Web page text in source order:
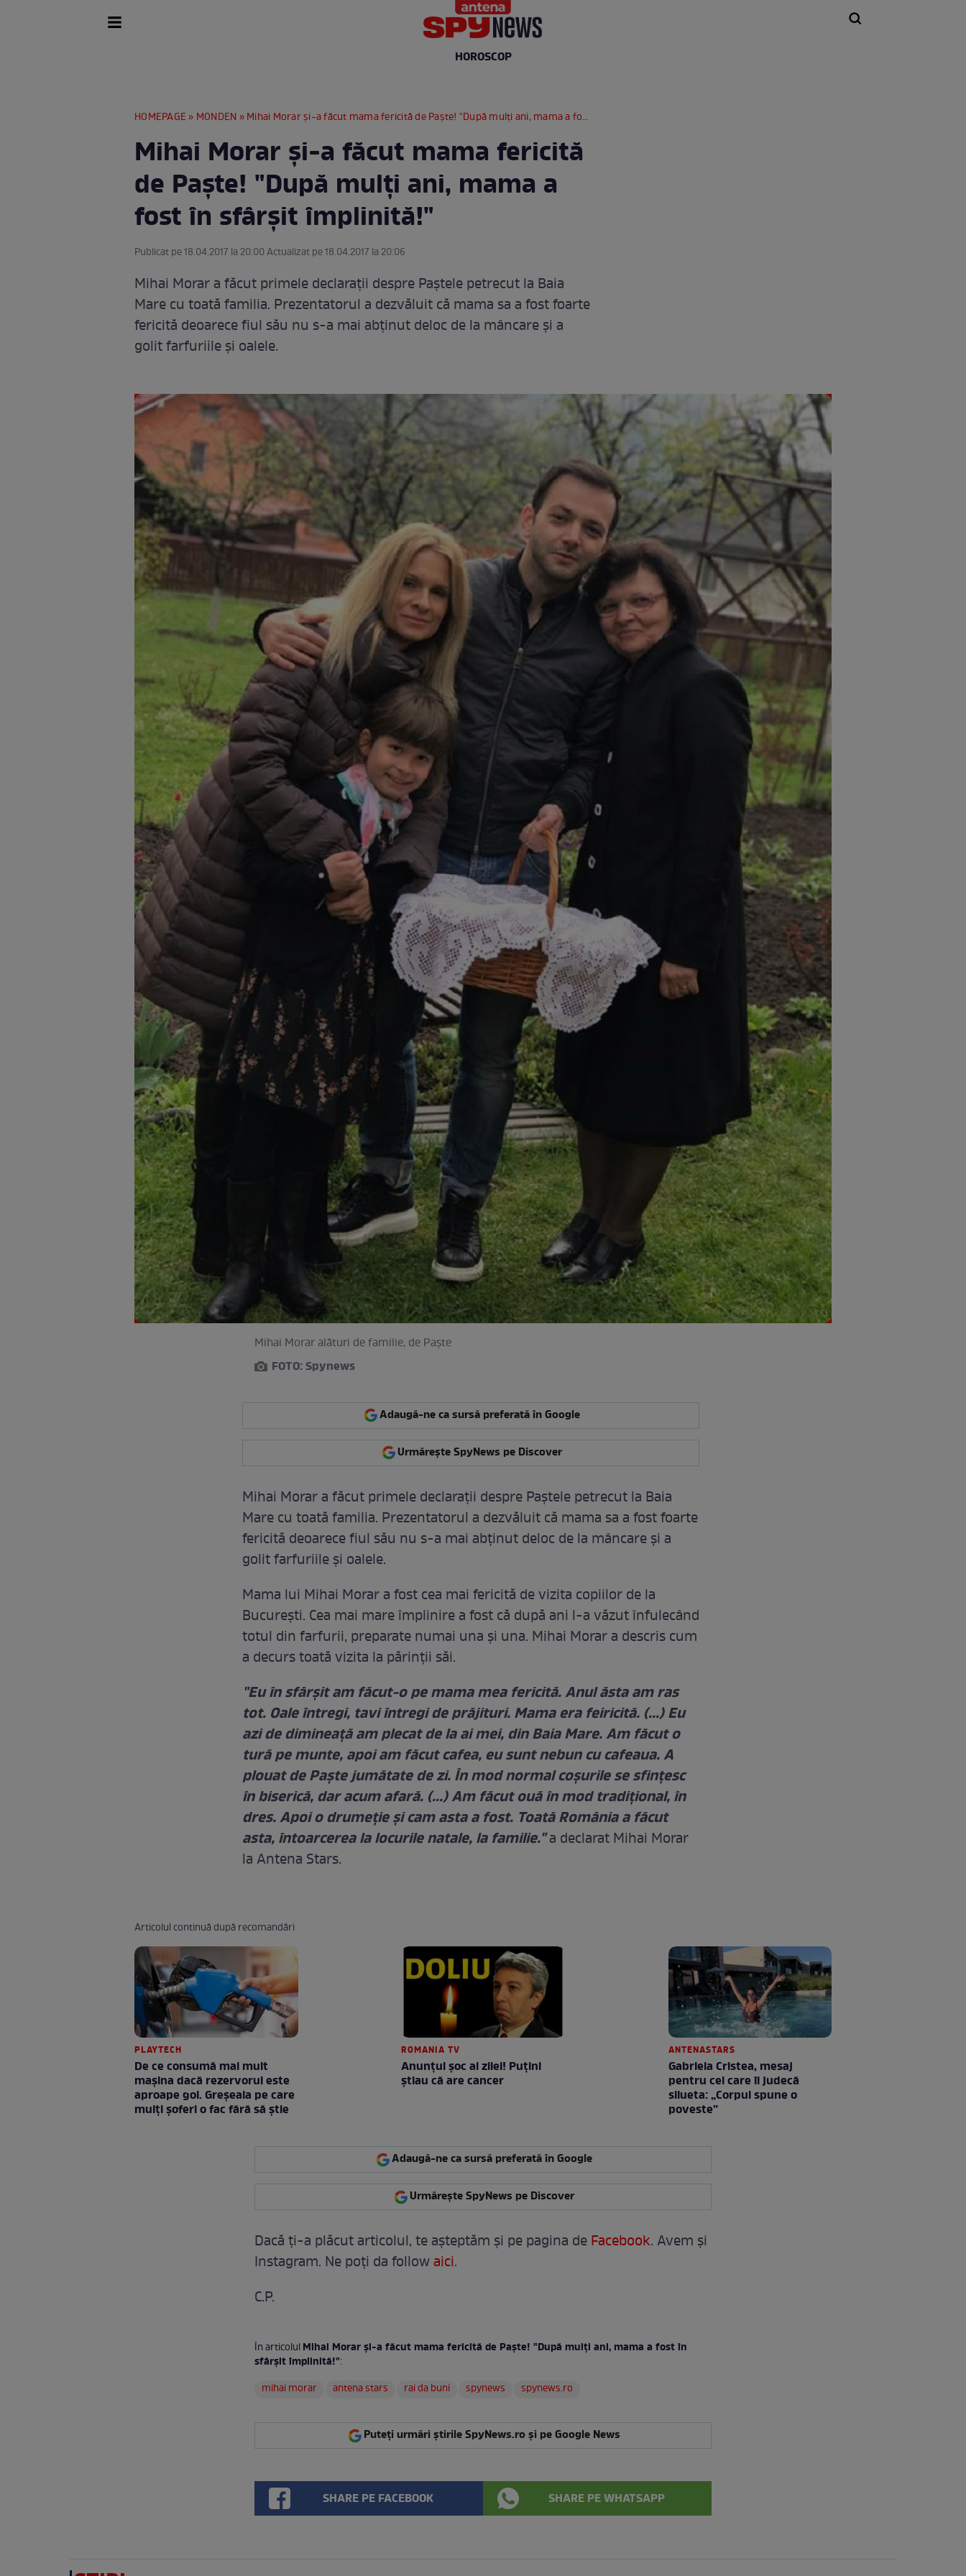
HOROSCOP
HOMEPAGE » MONDEN » Mihai Morar şi-a făcut mama fericită de Paşte! "După mulţi ani, mama a fost în sfârşit împlinită!"
Mihai Morar şi-a făcut mama fericită
de Paşte! "După mulţi ani, mama a
fost în sfârşit împlinită!"
Publicat pe 18.04.2017 la 20:00 Actualizat pe 18.04.2017 la 20:06
Mihai Morar a făcut primele declaraţii despre Paştele petrecut la Baia
Mare cu toată familia. Prezentatorul a dezvăluit că mama sa a fost foarte
fericită deoarece fiul său nu s-a mai abţinut deloc de la mâncare şi a
golit farfuriile şi oalele.
Mihai Morar alături de familie, de Paşte
FOTO: Spynews
Adaugă-ne ca sursă preferată în Google
Urmărește SpyNews pe Discover
Mihai Morar a făcut primele declaraţii despre Paştele petrecut la Baia
Mare cu toată familia. Prezentatorul a dezvăluit că mama sa a fost foarte
fericită deoarece fiul său nu s-a mai abţinut deloc de la mâncare şi a
golit farfuriile şi oalele.
Mama lui Mihai Morar a fost cea mai fericită de vizita copiilor de la
Bucureşti. Cea mai mare împlinire a fost că după ani l-a văzut înfulecând
totul din farfurii, preparate numai una şi una. Mihai Morar a descris cum
a decurs toată vizita la părinţii săi.
"Eu în sfârşit am făcut-o pe mama mea fericită. Anul ăsta am ras
tot. Oale întregi, tavi întregi de prăjituri. Mama era feiricită. (...) Eu
azi de dimineaţă am plecat de la ai mei, din Baia Mare. Am făcut o
tură pe munte, apoi am făcut cafea, eu sunt nebun cu cafeaua. A
plouat de Paşte jumătate de zi. În mod normal coşurile se sfinţesc
în biserică, dar acum afară. (...) Am făcut ouă în mod tradiţional, în
dres. Apoi o drumeţie şi cam asta a fost. Toată România a făcut
asta, întoarcerea la locurile natale, la familie."a declarat Mihai Morar
la Antena Stars.
Articolul continuă după recomandări
PLAYTECH
De ce consumă mai mult
mașina dacă rezervorul este
aproape gol. Greșeala pe care
mulți șoferi o fac fără să știe
ROMANIA TV
Anunţul şoc al zilei! Puţini
ştiau că are cancer
ANTENASTARS
Gabriela Cristea, mesaj
pentru cei care îi judecă
silueta: „Corpul spune o
poveste”
Adaugă-ne ca sursă preferată în Google
Urmărește SpyNews pe Discover
Dacă ți-a plăcut articolul, te așteptăm și pe pagina deFacebook. Avem și
Instagram. Ne poți da followaici.
C.P.
În articolulMihai Morar şi-a făcut mama fericită de Paşte! "După mulţi ani, mama a fost în
sfârşit împlinită!":
mihai morar
antena stars rai da buni spynews spynews.ro
Puteți urmări știrile SpyNews.ro și pe Google News
SHARE PE FACEBOOK SHARE PE WHATSAPP